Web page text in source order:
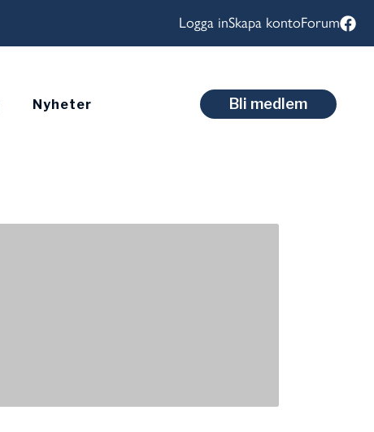
Logga inSkapa kontoForum
Nyheter Bli medlem